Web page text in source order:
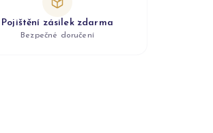
Pojištění zásilek zdarma
Bezpečné doručení